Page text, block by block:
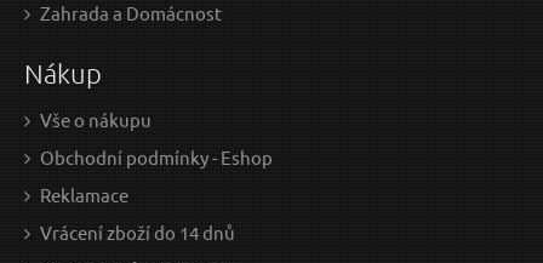
Zahrada a Domácnost
Nákup
Vše o nákupu
Obchodní podmínky - Eshop
Reklamace
Vrácení zboží do 14 dnů